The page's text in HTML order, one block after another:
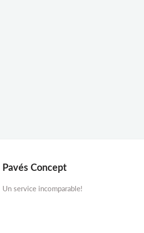
Pavés Concept
Un service incomparable!